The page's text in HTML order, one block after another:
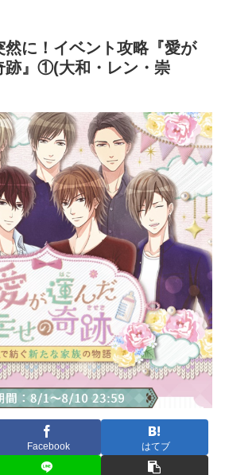
然に！イベント攻略『愛が
跡』①(大和・レン・崇
Facebook はてブ